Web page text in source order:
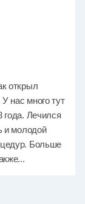
открыл
нас много тут
Лечился
и молодой
Больше